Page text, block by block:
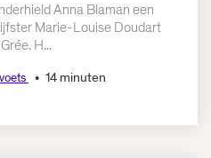
Anna Blaman een
Marie-Louise Doudart
H...
14 minuten